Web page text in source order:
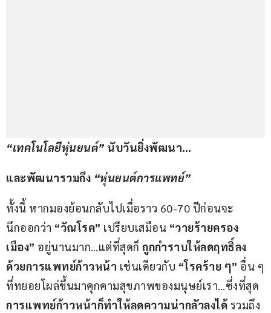
“เทคโนโลยีหุ่นยนต์” นับวันยิ่งพัฒนา…
และพัฒนารวมถึง “หุ่นยนต์การแพทย์”
ทั้งนี้ หากมองย้อนกลับไปเมื่อราว 60-70 ปีก่อนจะ
นึกออกว่า “วัณโรค” เปรียบเสมือน “วายร้ายครอง
เมือง” อยู่นานมาก…แต่ที่สุดก็ ถูกกำราบให้ลดฤทธิ์ลง
ด้วยการแพทย์ก้าวหน้า เช่นเดียวกับ “โรคร้าย ๆ” อื่น ๆ
ที่ทยอยโผล่ขึ้นมาคุกคามสุขภาพของมนุษย์เรา…ซึ่งที่สุด
การแพทย์ก้าวหน้าก็ทำให้ลดความน่ากลัวลงได้ รวมถึง